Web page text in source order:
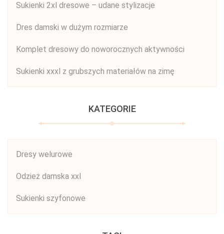
Sukienki 2xl dresowe – udane stylizacje
Dres damski w dużym rozmiarze
Komplet dresowy do noworocznych aktywności
Sukienki xxxl z grubszych materiałów na zimę
KATEGORIE
Dresy welurowe
Odzież damska xxl
Sukienki szyfonowe